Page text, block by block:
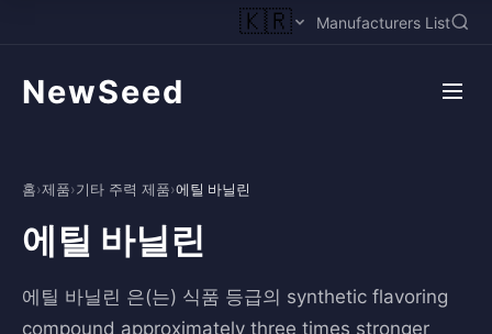
🇰🇷 Manufacturers List
NewSeed
홈›제품›기타 주력 제품›에틸 바닐린
에틸 바닐린
에틸 바닐린 은(는) 식품 등급의 synthetic flavoring
compound approximately three times stronger